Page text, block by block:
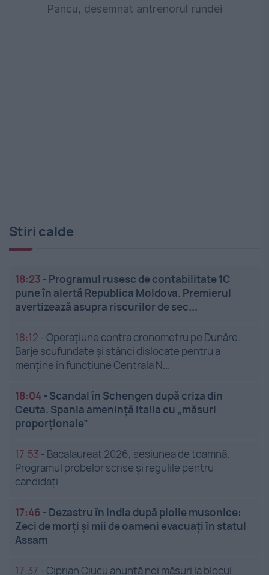
Pancu, desemnat antrenorul rundei
Stiri calde
18:23 - Programul rusesc de contabilitate 1C
pune în alertă Republica Moldova. Premierul
avertizează asupra riscurilor de sec...
18:12 -Operațiune contra cronometru pe Dunăre.
Barje scufundate și stânci dislocate pentru a
menține în funcțiune Centrala N...
18:04- Scandal în Schengen după criza din
Ceuta. Spania amenință Italia cu „măsuri
proporționale”
17:53 - Bacalaureat 2026, sesiunea de toamnă.
Programul probelor scrise și regulile pentru
candidați
17:46 - Dezastru în India după ploile musonice:
Zeci de morți și mii de oameni evacuați în statul
Assam
17:37 -Ciprian Ciucu anunță noi măsuri la blocul